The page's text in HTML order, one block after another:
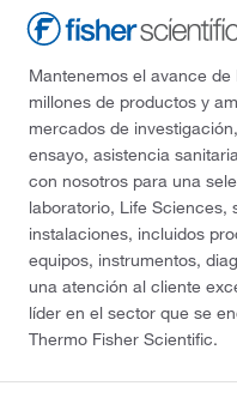
Mantenemos el avance
millones de productos y
mercados de
ensayo, asistencia
con nosotros para una
laboratorio, Life Sciences,
instalaciones, incluidos
equipos, instrumentos,
una atención al cliente
líder en el sector que se
Thermo Fisher Scientific.